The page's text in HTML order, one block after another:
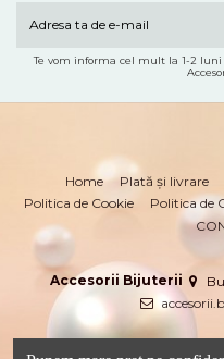
Te vom informa cel mult la 1-2
Home Plată și livrare
Politica de Cookie
Politica de
Accesorii Bijuterii